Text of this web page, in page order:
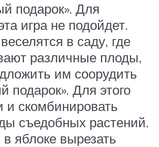
подарок». Для
игра не подойдет.
в саду, где
различные плоды,
им соорудить
подарок». Для этого
и скомбинировать
съедобных растений.
яблоке вырезать